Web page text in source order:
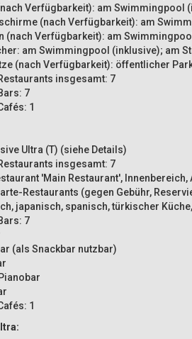
Verfügbarkeit): am Swimmingpool
(nach Verfügbarkeit): am
(nach Verfügbarkeit): am
am Swimmingpool (inklusive); am
(nach Verfügbarkeit): öffentlicher
insgesamt: 7
7
1
Ultra (T) (siehe Details)
insgesamt: 7
'Main Restaurant', Innenbereich,
Restaurants (gegen Gebühr,
japanisch, spanisch, türkischer
7
(als Snackbar nutzbar)
1